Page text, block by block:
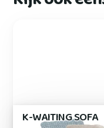
K-WAITING SOFA